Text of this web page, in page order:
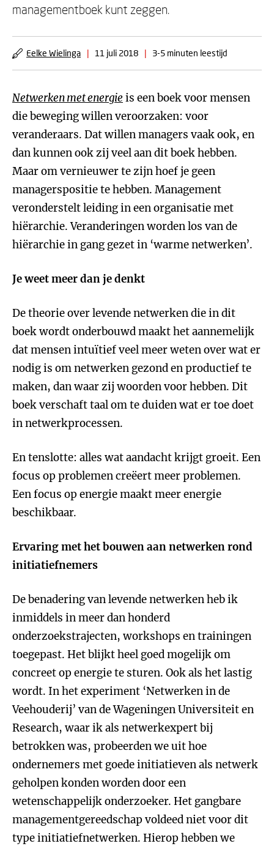
managementboek kunt zeggen.
Eelke Wielinga | 11 juli 2018 | 3-5 minuten leestijd
Netwerken met energie is een boek voor mensen
die beweging willen veroorzaken: voor
veranderaars. Dat willen managers vaak ook, en
dan kunnen ook zij veel aan dit boek hebben.
Maar om vernieuwer te zijn hoef je geen
managerspositie te hebben. Management
veronderstelt leiding in een organisatie met
hiërarchie. Veranderingen worden los van de
hiërarchie in gang gezet in ‘warme netwerken’.
Je weet meer dan je denkt
De theorie over levende netwerken die in dit
boek wordt onderbouwd maakt het aannemelijk
dat mensen intuïtief veel meer weten over wat er
nodig is om netwerken gezond en productief te
maken, dan waar zij woorden voor hebben. Dit
boek verschaft taal om te duiden wat er toe doet
in netwerkprocessen.
En tenslotte: alles wat aandacht krijgt groeit. Een
focus op problemen creëert meer problemen.
Een focus op energie maakt meer energie
beschikbaar.
Ervaring met het bouwen aan netwerken rond
initiatiefnemers
De benadering van levende netwerken heb ik
inmiddels in meer dan honderd
onderzoekstrajecten, workshops en trainingen
toegepast. Het blijkt heel goed mogelijk om
concreet op energie te sturen. Ook als het lastig
wordt. In het experiment ‘Netwerken in de
Veehouderij’ van de Wageningen Universiteit en
Research, waar ik als netwerkexpert bij
betrokken was, probeerden we uit hoe
ondernemers met goede initiatieven als netwerk
geholpen konden worden door een
wetenschappelijk onderzoeker. Het gangbare
managementgereedschap voldeed niet voor dit
type initiatiefnetwerken. Hierop hebben we